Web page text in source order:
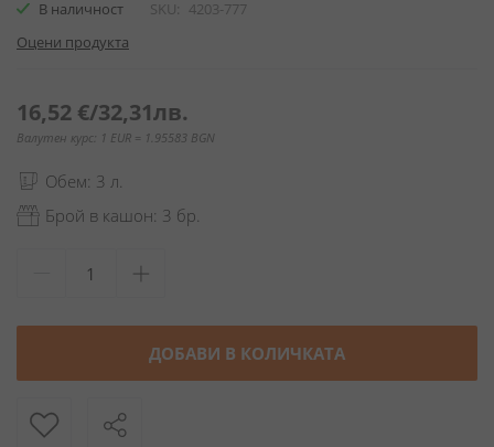
снимки
В наличност SKU
4203-777
Оцени продукта
16,52 €/32,31лв.
Валутен курс: 1 EUR = 1.95583 BGN
Обем: 3 л.
Брой в кашон: 3 бр.
ДОБАВИ В КОЛИЧКАТА